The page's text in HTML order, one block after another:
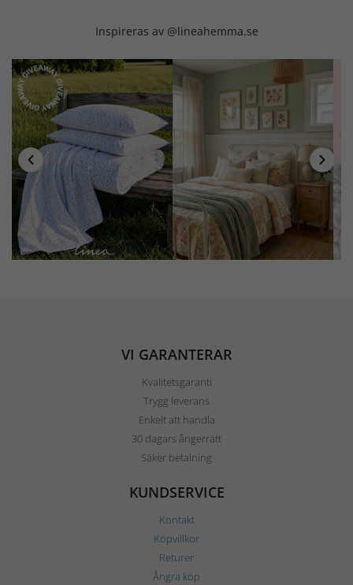
Inspireras av @lineahemma.se
VI GARANTERAR
Kvalitetsgaranti
Trygg leverans
Enkelt att handla
30 dagars ångerrätt
Säker betalning
KUNDSERVICE
Kontakt
Köpvillkor
Returer
Ångra köp